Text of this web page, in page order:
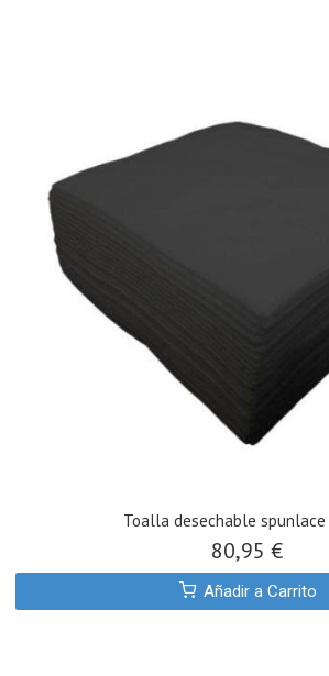
Toalla desechable spunlace
80,95 €
Añadir a Carrito